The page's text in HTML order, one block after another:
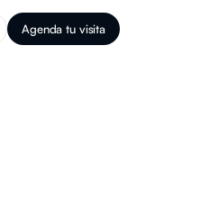
Agenda tu visita